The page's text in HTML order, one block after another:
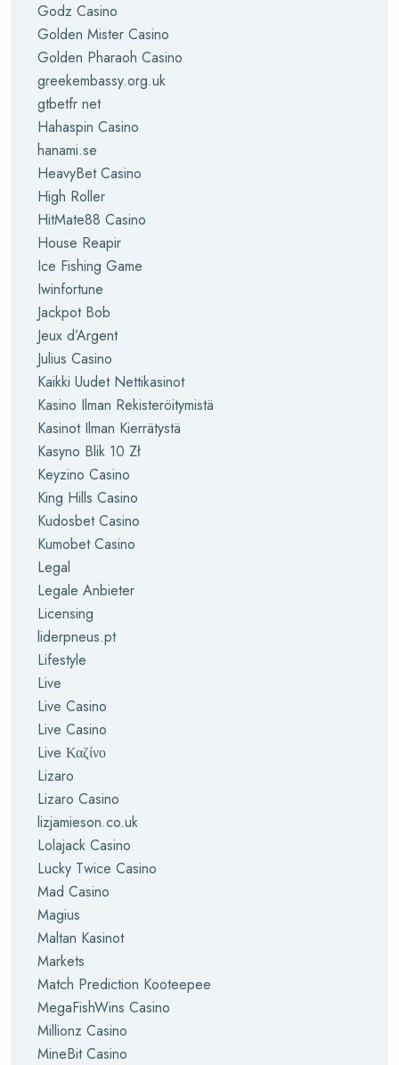
Godz Casino
Golden Mister Casino
Golden Pharaoh Casino
greekembassy.org.uk
gtbetfr net
Hahaspin Casino
hanami.se
HeavyBet Casino
High Roller
HitMate88 Casino
House Reapir
Ice Fishing Game
Iwinfortune
Jackpot Bob
Jeux d’Argent
Julius Casino
Kaikki Uudet Nettikasinot
Kasino Ilman Rekisteröitymistä
Kasinot Ilman Kierrätystä
Kasyno Blik 10 Zł
Keyzino Casino
King Hills Casino
Kudosbet Casino
Kumobet Casino
Legal
Legale Anbieter
Licensing
liderpneus.pt
Lifestyle
Live
Live Casino
Live Casino
Live Καζίνο
Lizaro
Lizaro Casino
lizjamieson.co.uk
Lolajack Casino
Lucky Twice Casino
Mad Casino
Magius
Maltan Kasinot
Markets
Match Prediction Kooteepee
MegaFishWins Casino
Millionz Casino
MineBit Casino